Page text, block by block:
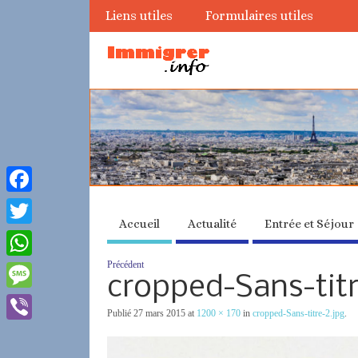
Liens utiles Formulaires utiles
Accueil Actualité Entrée et Séjour
Précédent
cropped-Sans-
Publié 27 mars 2015 at 1200 × 170 incropped-Sans-titre-2.jpg
Facebook
Twitter
WhatsApp
Message